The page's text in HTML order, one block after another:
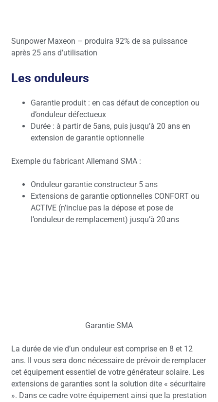
Sunpower Maxeon – produira 92% de sa puissance
après 25 ans d’utilisation
Les onduleurs
Garantie produit : en cas défaut de conception ou
d’onduleur défectueux
Durée : à partir de 5ans, puis jusqu’à 20 ans en
extension de garantie optionnelle
Exemple du fabricant Allemand SMA :
Onduleur garantie constructeur 5 ans
Extensions de garantie optionnelles CONFORT ou
ACTIVE (n’inclue pas la dépose et pose de
l’onduleur de remplacement) jusqu’à 20 ans
Garantie SMA
La durée de vie d’un onduleur est comprise en 8 et 12
ans. Il vous sera donc nécessaire de prévoir de remplacer
cet équipement essentiel de votre générateur solaire. Les
extensions de garanties sont la solution dite « sécuritaire
». Dans ce cadre votre équipement ainsi que la prestation